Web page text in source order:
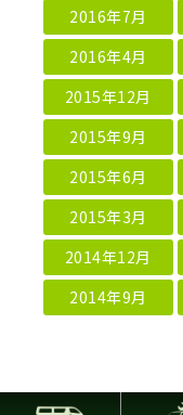
2016年7月
2016年4月
2015年12月
2015年9月
2015年6月
2015年3月
2014年12月
2014年9月